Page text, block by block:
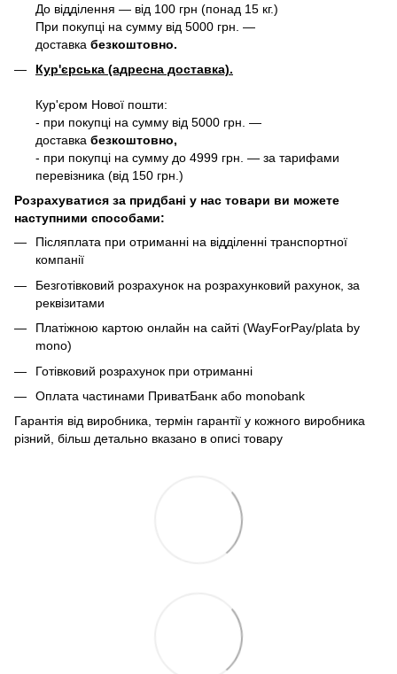
До відділення — від 100 грн (понад 15 кг.)
При покупці на сумму від 5000 грн. —
доставка безкоштовно.
Кур'єрська (адресна доставка).
Кур'єром Нової пошти:
- при покупці на сумму від 5000 грн. —
доставка безкоштовно,
- при покупці на сумму до 4999 грн. — за тарифами
перевізника (від 150 грн.)
Розрахуватися за придбані у нас товари ви можете
наступними способами:
Післяплата при отриманні на відділенні транспортної
компанії
Безготівковий розрахунок на розрахунковий рахунок, за
реквізитами
Платіжною картою онлайн на сайті (WayForPay/plata by
mono)
Готівковий розрахунок при отриманні
Оплата частинами ПриватБанк або monobank
Гарантія від виробника, термін гарантії у кожного виробника
різний, більш детально вказано в описі товару